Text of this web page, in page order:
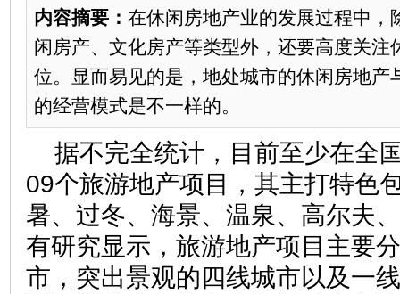
内容摘要： 在休闲房地产业的发展过程中，
闲房产、文化房产等类型外，还要高度关注
位。显而易见的是，地处城市的休闲房地产
的经营模式是不一样的。
据不完全统计，目前至少在全
09个旅游地产项目，其主打特色
暑、过冬、海景、温泉、高尔夫
有研究显示，旅游地产项目主要
市，突出景观的四线城市以及一